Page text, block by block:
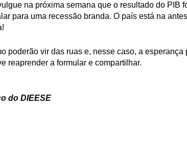
na próxima semana que o resultado do PIB
para uma recessão branda. O país está na
poderão vir das ruas e, nesse caso, a
reaprender a formular e compartilhar.
do DIEESE